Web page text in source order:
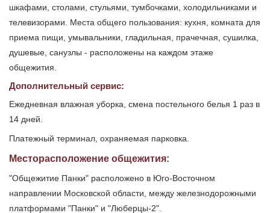
шкафами, столами, стульями, тумбочками, холодильниками и
телевизорами. Места общего пользования: кухня, комната для
приема пищи, умывальники, гладильная, прачечная, сушилка,
душевые, санузлы - расположены на каждом этаже
общежития.
Дополнительный сервис:
Ежедневная влажная уборка, смена постельного белья 1 раз в
14 дней.
Платежный терминал, охраняемая парковка.
Месторасположение общежития:
"Общежитие Панки" расположено в Юго-Восточном
направлении Московской области, между железнодорожными
платформами "Панки" и "Люберцы-2".